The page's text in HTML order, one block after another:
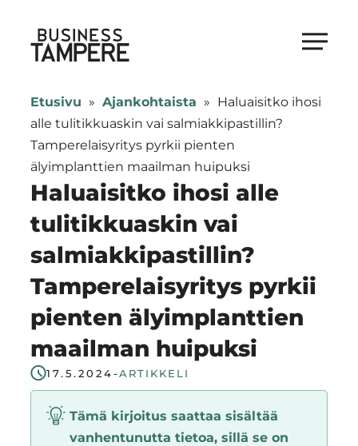
suoraan
sisältöön
Business Tampere
Tampere
supports
talents,
investors
and
entrepreneurs
in
making
smooth
start
Tampere
Region
Etusivu » Ajankohtaista » Haluaisitko ihosi
alle tulitikkuaskin vai salmiakkipastillin?
Tamperelaisyritys pyrkii pienten
älyimplanttien maailman huipuksi
Haluaisitko ihosi alle
tulitikkuaskin vai
salmiakkipastillin?
Tamperelaisyritys pyrkii
pienten älyimplanttien
maailman huipuksi
17.5.2024-ARTIKKELI
Tämä kirjoitus saattaa sisältää
vanhentunutta tietoa, sillä se on